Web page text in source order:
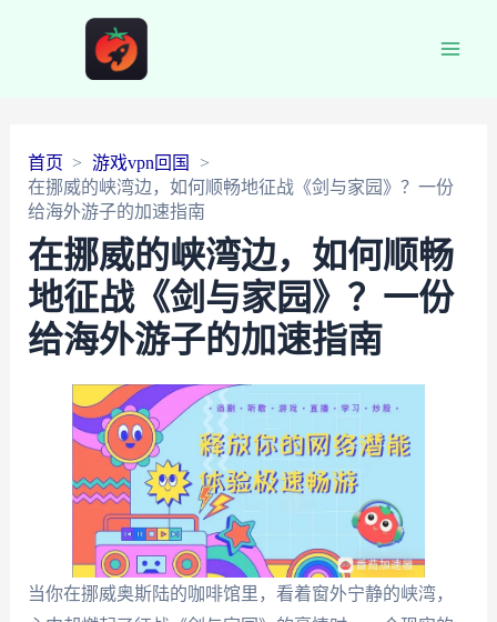
首页
游戏vpn回国
在挪威的峡湾边，如何顺畅地征战《剑与家园》？一份
给海外游子的加速指南
在挪威的峡湾边，如何顺畅
地征战《剑与家园》？一份
给海外游子的加速指南
当你在挪威奥斯陆的咖啡馆里，看着窗外宁静的峡湾，